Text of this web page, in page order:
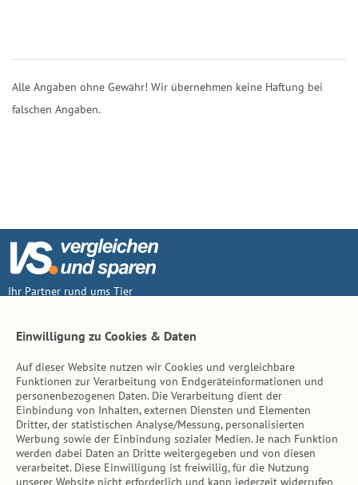
Alle Angaben ohne Gewähr! Wir übernehmen keine Haftung bei
falschen Angaben.
Ihr Partner rund ums Tier
Inhalt
Tierarzt-Suche
Hinweise
AGB
Einwilligung zu Cookies & Daten
Auf dieser Website nutzen wir Cookies und vergleichbare
Funktionen zur Verarbeitung von Endgeräteinformationen und
personenbezogenen Daten. Die Verarbeitung dient der
Einbindung von Inhalten, externen Diensten und Elementen
Dritter, der statistischen Analyse/Messung, personalisierten
Werbung sowie der Einbindung sozialer Medien. Je nach Funktion
werden dabei Daten an Dritte weitergegeben und von diesen
verarbeitet. Diese Einwilligung ist freiwillig, für die Nutzung
unserer Website nicht erforderlich und kann jederzeit widerrufen